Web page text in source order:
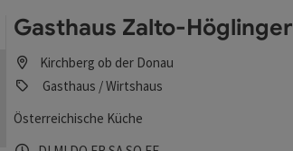
Gasthaus Zalto-Höglinger
Kirchberg ob der Donau
Gasthaus / Wirtshaus
Österreichische Küche